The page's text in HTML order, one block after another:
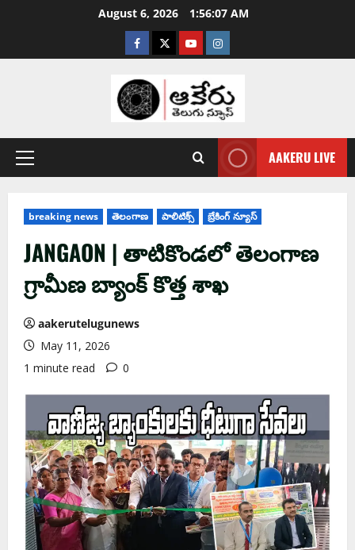
August 6, 2026 1:56:08 AM
AAKERU LIVE
breaking news తెలంగాణ పాలిటిక్స్ బ్రేకింగ్ న్యూస్
JANGAON | తాటికొండలో తెలంగాణ
గ్రామీణ బ్యాంక్ కొత్త శాఖ
aakerutelugunews
May 11, 2026
1 minute read
0